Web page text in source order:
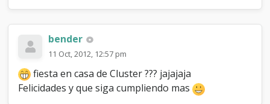
bender
11 Oct, 2012, 12:57 pm
fiesta en casa de Cluster ??? jajajaja
Felicidades y que siga cumpliendo mas